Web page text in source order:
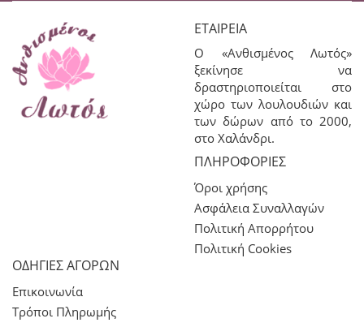
ΕΤΑΙΡΕΊΑ
Ο «Ανθισμένος Λωτός»
ξεκίνησε να
δραστηριοποιείται στο
χώρο των λουλουδιών και
των δώρων από το 2000,
στο Χαλάνδρι.
ΠΛΗΡΟΦΟΡΊΕΣ
Όροι χρήσης
Ασφάλεια Συναλλαγών
Πολιτική Απορρήτου
Πολιτική Cookies
ΟΔΗΓΙΕΣ ΑΓΟΡΩΝ
Επικοινωνία
Τρόποι Πληρωμής